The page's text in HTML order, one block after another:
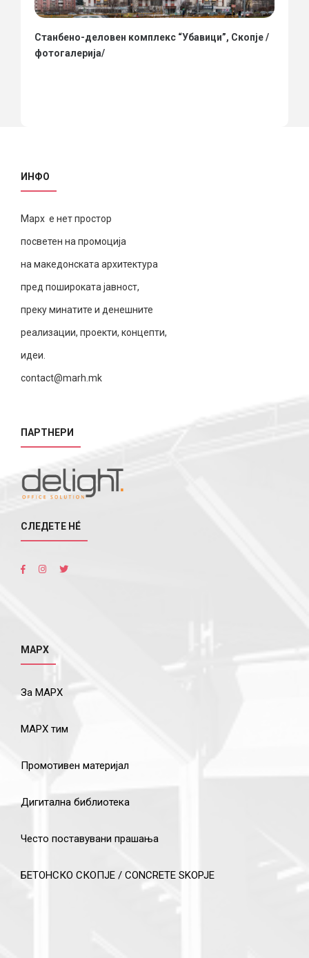
Станбено-деловен комплекс “Убавици”, Скопје /
фотогалерија/
ИНФО
Марх е нет простор
посветен на промоција
на македонската архитектура
пред пошироката јавност,
преку минатите и денешните
реализации, проекти, концепти,
идеи.
contact@marh.mk
ПАРТНЕРИ
СЛЕДЕТЕ НÉ
МАРХ
За МАРХ
МАРХ тим
Промотивен материјал
Дигитална библиотека
Често поставувани прашања
БЕТОНСКО СКОПЈЕ / CONCRETE SKOPJE